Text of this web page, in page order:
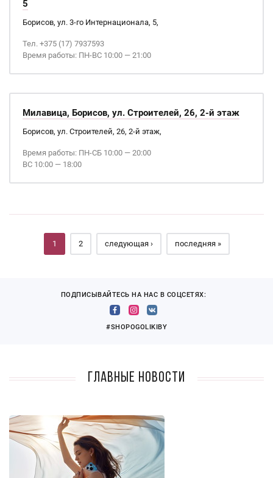
5
Борисов, ул. 3-го Интернационала, 5,
Тел. +375 (17) 7937593
Время работы: ПН-ВС 10:00 — 21:00
Милавица, Борисов, ул. Строителей, 26, 2-й этаж
Борисов, ул. Строителей, 26, 2-й этаж,
Время работы: ПН-СБ 10:00 — 20:00
ВС 10:00 — 18:00
Страницы
1 2 следующая › последняя »
ПОДПИСЫВАЙТЕСЬ НА НАС В СОЦСЕТЯХ:
#SHOPOGOLIKIBY
Главные новости